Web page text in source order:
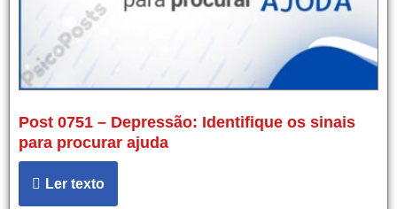
Post 0751 – Depressão: Identifique os sinais
para procurar ajuda
Ler texto